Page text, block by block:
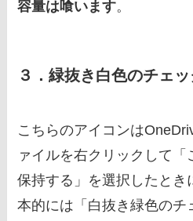
容量は喰います。
３．緑抜き白色のチェ
こちらのアイコンは
ァイルを右クリックして
保持する」を選択したとき
本的には「白抜き緑色のチ